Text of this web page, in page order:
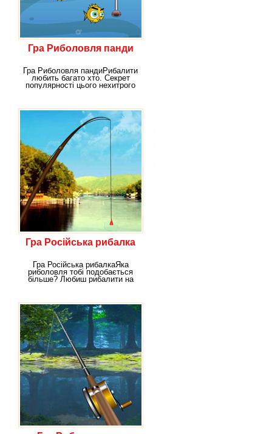
Гра Риболовля панди
Гра Риболовля пандиРибалити
любить багато хто. Секрет
популярності цього нехитрого
Гра Російська рибалка
Гра Російська рибалкаЯка
риболовля тобі подобається
більше? Любиш рибалити на